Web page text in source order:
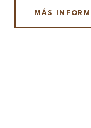
MÁS